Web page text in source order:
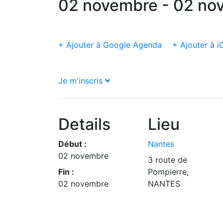
02 novembre - 02
+ Ajouter à Google Agenda + Ajouter à
Je m'inscris
Details
Début :
02 novembre
Fin :
02 novembre
Lieu
Nantes
3 route de
Pompierre,
NANTES